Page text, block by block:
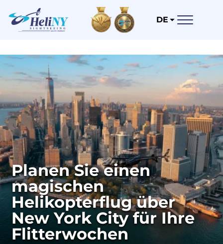
DE
Planen Sie einen
magischen
Helikopterflug über
New York City für Ihre
Flitterwochen